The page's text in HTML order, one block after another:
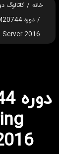
خانه کاتالوگ
Server 2016